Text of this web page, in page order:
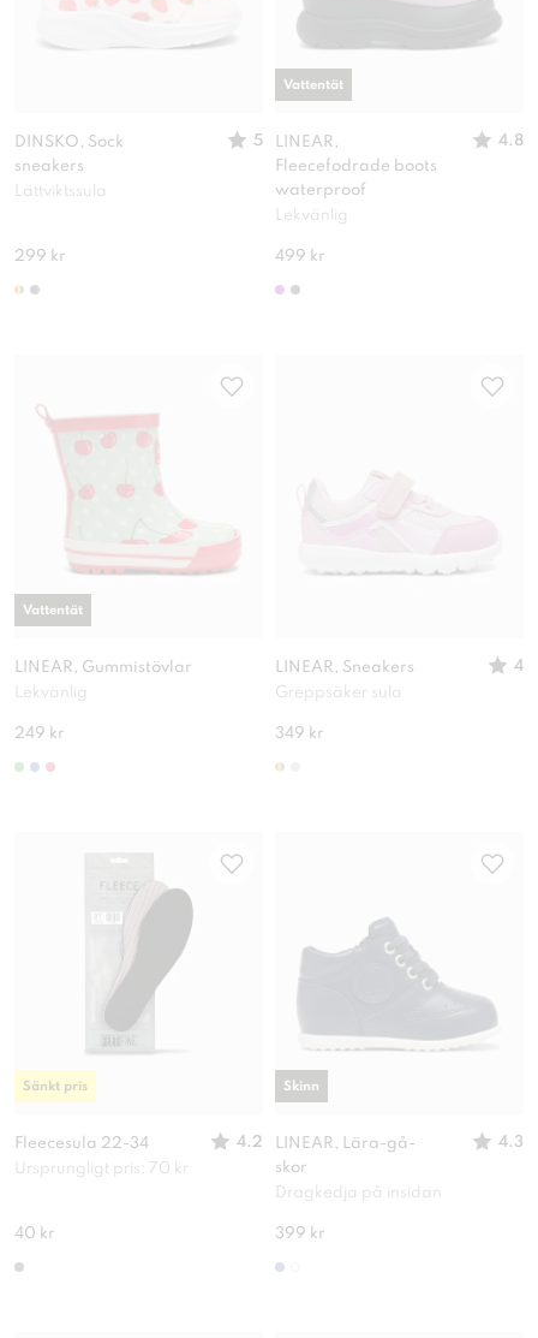
DINSKO, Sock
sneakers
5
Lättviktssula
299 kr
LINEAR,
Fleecefodrade boots
waterproof
4.8
Lekvänlig
499 kr
Vattentät
LINEAR, Gummistövlar
Lekvänlig
249 kr
Vattentät
LINEAR, Sneakers
4
Greppsäker sula
349 kr
Fleecesula 22-34
4.2
Ursprungligt pris: 70 kr
40 kr
Sänkt pris
LINEAR, Lära-gå-
skor
4.3
Dragkedja på insidan
399 kr
Skinn